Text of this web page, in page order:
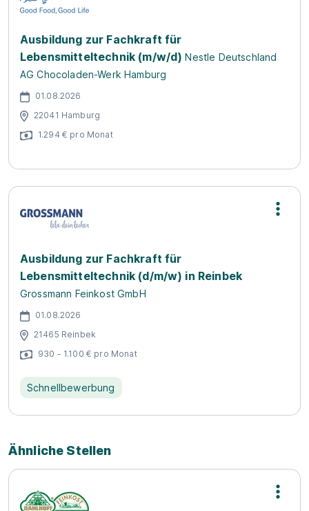
Ausbildung zur Fachkraft für
Lebensmitteltechnik (m/w/d)Nestle Deutschland
AG Chocoladen-Werk Hamburg
01.08.2026
22041 Hamburg
1.294 € pro Monat
Ausbildung zur Fachkraft für
Lebensmitteltechnik (d/m/w) in Reinbek
Grossmann Feinkost GmbH
01.08.2026
21465 Reinbek
930 - 1.100 € pro Monat
Schnellbewerbung
Ähnliche Stellen